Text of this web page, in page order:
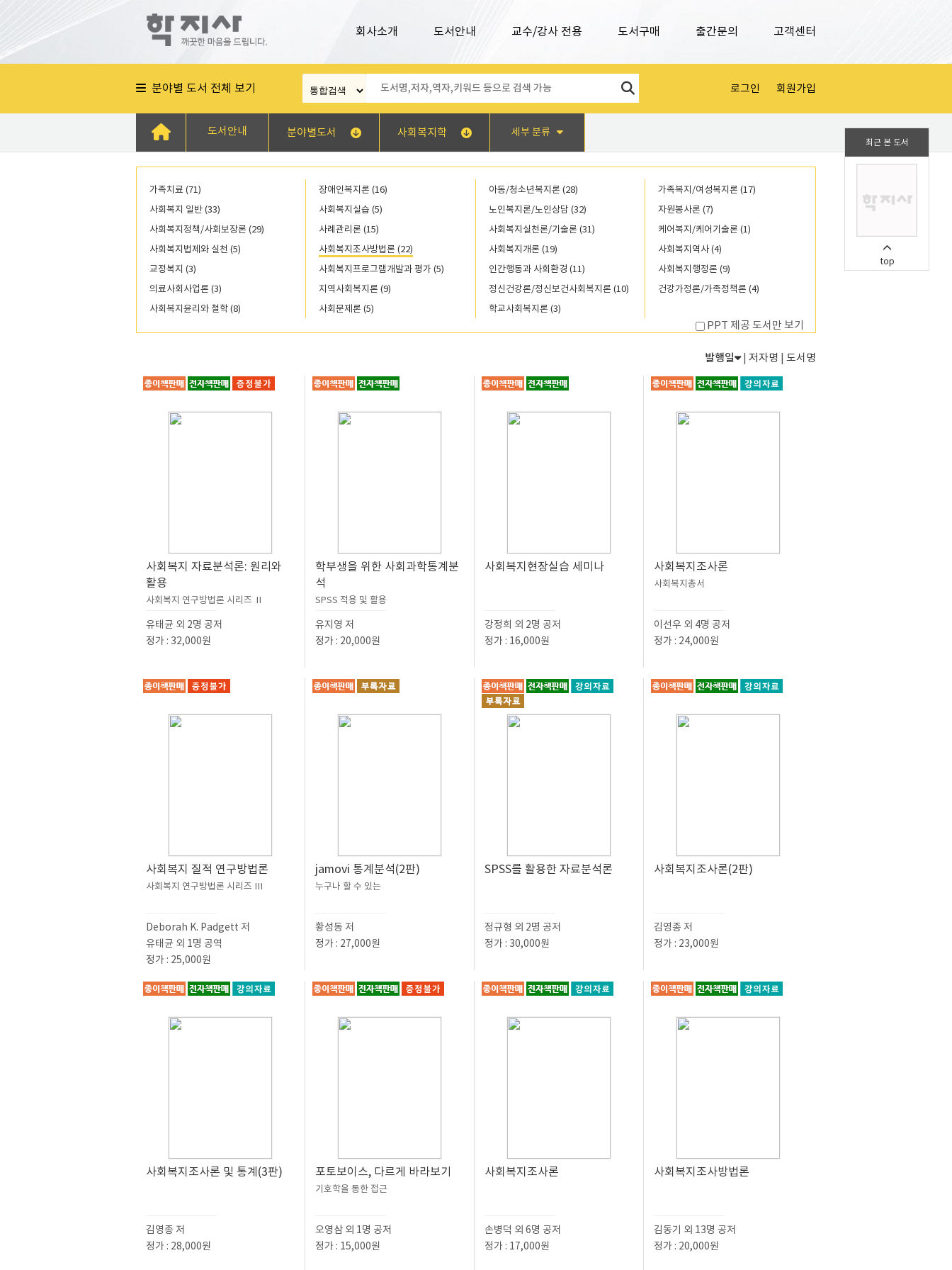
최근 본 도서
top
회사소개 도서안내 교수/강사 전용 도서구매 출간문의 고객센터
분야별 도서 전체 보기 로그인 회원가입
도서안내 분야별도서 사회복지학 세부 분류
가족치료 (71) 장애인복지론 (16) 아동/청소년복지론 (28)
가족복지/여성복지론 (17)
사회복지 일반 (33)
사회복지실습 (5) 노인복지론/노인상담 (32)
자원봉사론 (7)
사회복지정책/사회보장론 (29)
사례관리론 (15) 사회복지실천론/기술론 (31)
케어복지/케어기술론 (1)
사회복지법제와 실천 (5)
사회복지조사방법론 (22) 사회복지개론 (19)
사회복지역사 (4)
교정복지 (3)
사회복지프로그램개발과 평가 (5) 인간행동과 사회환경 (11)
사회복지행정론 (9)
의료사회사업론 (3)
지역사회복지론 (9) 정신건강론/정신보건사회복지론 (10)
건강가정론/가족정책론 (4)
사회복지윤리와 철학 (8)
사회문제론 (5) 학교사회복지론 (3)
PPT 제공 도서만 보기
발행일 | 저자명 | 도서명
사회복지 자료분석론: 원리와
활용
사회복지 연구방법론 시리즈 Ⅱ
유태균 외 2명 공저
정가 : 32,000원
학부생을 위한 사회과학통계분
석
SPSS 적용 및 활용
유지영 저
정가 : 20,000원
사회복지현장실습 세미나
강정희 외 2명 공저
정가 : 16,000원
사회복지조사론
사회복지총서
이선우 외 4명 공저
정가 : 24,000원
사회복지 질적 연구방법론
사회복지 연구방법론 시리즈 Ⅲ
Deborah K. Padgett 저
유태균 외 1명 공역
정가 : 25,000원
jamovi 통계분석(2판)
누구나 할 수 있는
황성동 저
정가 : 27,000원
SPSS를 활용한 자료분석론
정규형 외 2명 공저
정가 : 30,000원
사회복지조사론(2판)
김영종 저
정가 : 23,000원
사회복지조사론 및 통계(3판)
김영종 저
정가 : 28,000원
포토보이스, 다르게 바라보기
기호학을 통한 접근
오영삼 외 1명 공저
정가 : 15,000원
사회복지조사론
손병덕 외 6명 공저
정가 : 17,000원
사회복지조사방법론
김동기 외 13명 공저
정가 : 20,000원